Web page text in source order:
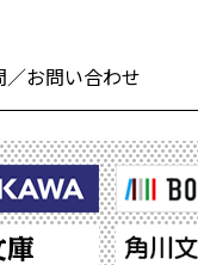
／お問い合わせ